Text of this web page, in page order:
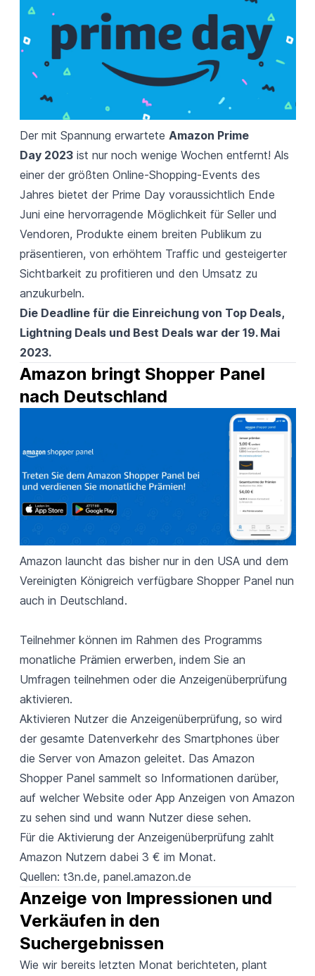
Der mit Spannung erwartete Amazon Prime
Day 2023ist nur noch wenige Wochen entfernt! Als
einer der größten Online-Shopping-Events des
Jahres bietet der Prime Day voraussichtlich Ende
Juni eine hervorragende Möglichkeit für Seller und
Vendoren, Produkte einem breiten Publikum zu
präsentieren, von erhöhtem Traffic und gesteigerter
Sichtbarkeit zu profitieren und den Umsatz zu
anzukurbeln.
Die Deadline für die Einreichung von Top Deals,
Lightning Deals und Best Deals war der 19. Mai
2023.
Amazon bringt Shopper Panel
nach Deutschland
Amazon launcht das bisher nur in den USA und dem
Vereinigten Königreich verfügbare Shopper Panel nun
auch in Deutschland.
Teilnehmer können im Rahmen des Programms
monatliche Prämien erwerben, indem Sie an
Umfragen teilnehmen oder die Anzeigenüberprüfung
aktivieren.
Aktivieren Nutzer die Anzeigenüberprüfung, so wird
der gesamte Datenverkehr des Smartphones über
die Server von Amazon geleitet. Das Amazon
Shopper Panel sammelt so Informationen darüber,
auf welcher Website oder App Anzeigen von Amazon
zu sehen sind und wann Nutzer diese sehen.
Für die Aktivierung der Anzeigenüberprüfung zahlt
Amazon Nutzern dabei 3 € im Monat.
Quellen: t3n.de, panel.amazon.de
Anzeige von Impressionen und
Verkäufen in den
Suchergebnissen
Wie wir bereits letzten Monat berichteten, plant